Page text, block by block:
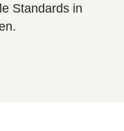
Standards in